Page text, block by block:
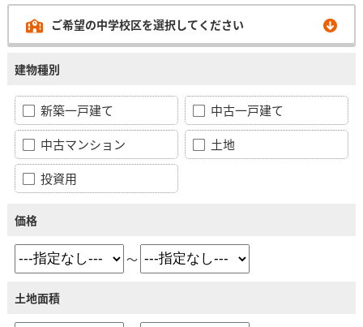
ご希望の中学校区を選択してください
建物種別
新築一戸建て
中古一戸建て
中古マンション
土地
投資用
価格
～
土地面積